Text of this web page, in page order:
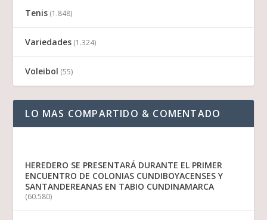
Tenis (1.848)
Variedades (1.324)
Voleibol (55)
LO MAS COMPARTIDO & COMENTADO
HEREDERO SE PRESENTARÁ DURANTE EL PRIMER
ENCUENTRO DE COLONIAS CUNDIBOYACENSES Y
SANTANDEREANAS EN TABIO CUNDINAMARCA
(60.580)